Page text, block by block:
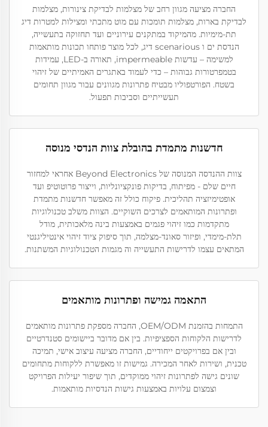
החברה מציעה מגוון רחב של מצלמות לבדיקת צינורות, מצלמות
לבדיקת בארות, מצלמות תומכות עם מוט מתכתי ומצילות למטרות דיג
תת-מימיות. מהמיקוד במתקנים עירוניים ועד תחזוקה בתעשייה,
הנדסת ים ו scenarious דיג, לכל מוצר פותחו תכונות מותאמות
למשימה – עדשות impermeable, תאורה ב-LED, עמידות
בטמפרטורות גבוהות – כדי לעמוד באתגרים האמיתיים של זיהוי
בשטח. הפורטפוליו מבטיח פתרונות מגוונים עבור מגוון תחומים
תעשייתיים וסביבות תפעול.
חדשנות מתמדת בהובלת צוות הנדסי מנוסה
צוות ההנדסה המנוסה של Beyond Electronics אחראי למחזור
חיים שלם - מפיתוח, בדיקות פונקציונליות, וייצור פרוטוטיפ ועד
אופטימיזציה תהליכית. פיקוח כולל זה מאפשר חדשנות מתמדת
ופתרונות המותאמים לצרכים השוקיים. הצוות משלב טכנולוגיות
מתקדמות כמו זיהוי פגמים באמצעות בינה מלאכותית, מודל
תלת-מימדי, ופיזור סאונד-מצלמה, תוך סיפוק ציוד זיהוי אינטיליגנטי
המתאים עצמו לדרישות התעשייה וה מגמות הטכנולוגיות המשתנות.
התאמה גמישה ופתרונות מותאמים
התמחות בהזמנת OEM/ODM, החברה מספקת פתרונות מותאמים
לדרישות הלקוחות הספציפיות. בין אם מדובר ביישומים סטנדרטיים
ובין אם בפרויקטים ייחודיים, החברה מציעה עיצוב אישי, תמיכה
טכנית, ושירות לאחר המכירה. גמישות זו מאפשרת ללקוחות מתחומים
שונים גישה לפתרונות זיהוי ממוקדים, תוך שיפור יעילות הפרויקט
וצמצום עלויות באמצעות גישות הנדסיות מותאמות.